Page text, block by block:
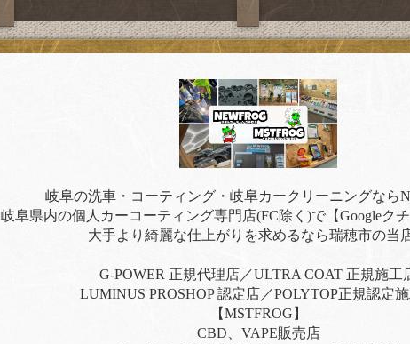
岐阜の洗車・コーティング・岐阜カークリーニングなら
岐阜県内の個人カーコーティング専門店(FC除く)で【Googleクチ
大手より綺麗な仕上がりを求めるなら瑞穂市の当
G-POWER 正規代理店／ULTRA COAT 正規施工
LUMINUS PROSHOP 認定店／POLYTOP正規認定
【MSTFROG】
CBD、VAPE販売店